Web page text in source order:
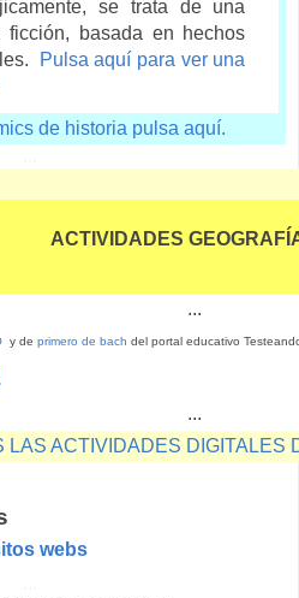
se trata de una
ficción, basada en hechos
Pulsa aquí para ver una
de historia pulsa aquí.
ACTIVIDADES
...
y de primero de bach del portal educativo
...
LAS ACTIVIDADES DIGITALES
webs